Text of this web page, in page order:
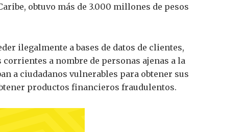
obtuvo más de 3.000 millones de pesos
ilegalmente a bases de datos de clientes,
a nombre de personas ajenas a la
a ciudadanos vulnerables para obtener sus
productos financieros fraudulentos.